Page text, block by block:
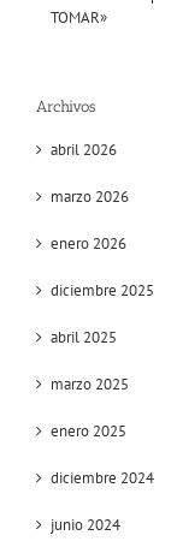
TOMAR»
Archivos
abril 2026
marzo 2026
enero 2026
diciembre 2025
abril 2025
marzo 2025
enero 2025
diciembre 2024
junio 2024